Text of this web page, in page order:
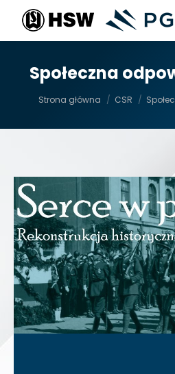
Społeczna
Strona główna CSR